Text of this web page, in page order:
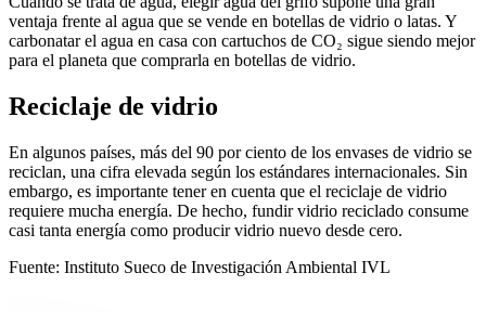
ventaja frente al agua que se vende en botellas de vidrio o latas. Y
carbonatar el agua en casa con cartuchos de CO₂ sigue siendo mejor
para el planeta que comprarla en botellas de vidrio.
Reciclaje de vidrio
En algunos países, más del 90 por ciento de los envases de vidrio se
reciclan, una cifra elevada según los estándares internacionales. Sin
embargo, es importante tener en cuenta que el reciclaje de vidrio
requiere mucha energía. De hecho, fundir vidrio reciclado consume
casi tanta energía como producir vidrio nuevo desde cero.
Fuente: Instituto Sueco de Investigación Ambiental IVL